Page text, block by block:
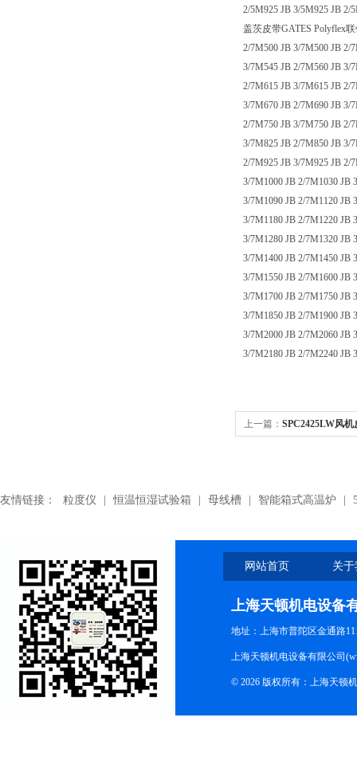
2/5M925 JB 3/5M925 JB 2/
盖茨皮带GATES Polyflex
2/7M500 JB 3/7M500 JB 2/
3/7M545 JB 2/7M560 JB 3/
2/7M615 JB 3/7M615 JB 2/
3/7M670 JB 2/7M690 JB 3/
2/7M750 JB 3/7M750 JB 2/
3/7M825 JB 2/7M850 JB 3/
2/7M925 JB 3/7M925 JB 2/
3/7M1000 JB 2/7M1030 JB
3/7M1090 JB 2/7M1120 JB
3/7M1180 JB 2/7M1220 JB
3/7M1280 JB 2/7M1320 JB
3/7M1400 JB 2/7M1450 JB
3/7M1550 JB 2/7M1600 JB
3/7M1700 JB 2/7M1750 JB
3/7M1850 JB 2/7M1900 JB
3/7M2000 JB 2/7M2060 JB
3/7M2180 JB 2/7M2240 JB
上一篇： SPC2425LW风
友情链接： 粒度仪 恒温恒湿试验箱 母线槽 智能箱式高温炉
网站首页 关
上海天顿机电设备
地址：上海市普陀区金通路
上海天顿机电设备有限公司
© 2026 版权所有：上海天顿